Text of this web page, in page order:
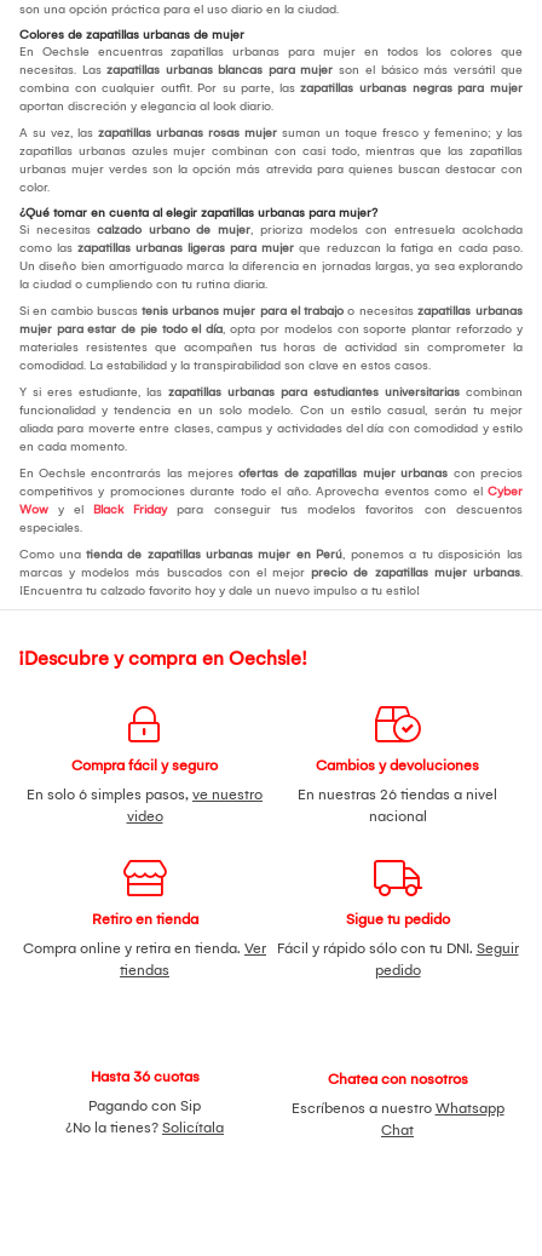
son una opción práctica para el uso diario en la ciudad.
Colores de zapatillas urbanas de mujer
En Oechsle encuentras zapatillas urbanas para mujer en todos los colores que
necesitas. Las zapatillas urbanas blancas para mujer son el básico más versátil que
combina con cualquier outfit. Por su parte, las zapatillas urbanas negras para mujer
aportan discreción y elegancia al look diario.
A su vez, las zapatillas urbanas rosas mujer suman un toque fresco y femenino; y las
zapatillas urbanas azules mujer combinan con casi todo, mientras que las zapatillas
urbanas mujer verdes son la opción más atrevida para quienes buscan destacar con
color.
¿Qué tomar en cuenta al elegir zapatillas urbanas para mujer?
Si necesitas calzado urbano de mujer, prioriza modelos con entresuela acolchada
como las zapatillas urbanas ligeras para mujer que reduzcan la fatiga en cada paso.
Un diseño bien amortiguado marca la diferencia en jornadas largas, ya sea explorando
la ciudad o cumpliendo con tu rutina diaria.
Si en cambio buscas tenis urbanos mujer para el trabajo o necesitas zapatillas urbanas
mujer para estar de pie todo el día, opta por modelos con soporte plantar reforzado y
materiales resistentes que acompañen tus horas de actividad sin comprometer la
comodidad. La estabilidad y la transpirabilidad son clave en estos casos.
Y si eres estudiante, las zapatillas urbanas para estudiantes universitarias combinan
funcionalidad y tendencia en un solo modelo. Con un estilo casual, serán tu mejor
aliada para moverte entre clases, campus y actividades del día con comodidad y estilo
en cada momento.
En Oechsle encontrarás las mejores ofertas de zapatillas mujer urbanas con precios
competitivos y promociones durante todo el año. Aprovecha eventos como el Cyber
Wow y el Black Fridaypara conseguir tus modelos favoritos con descuentos
especiales.
Como una tienda de zapatillas urbanas mujer en Perú, ponemos a tu disposición las
marcas y modelos más buscados con el mejor precio de zapatillas mujer urbanas.
¡Encuentra tu calzado favorito hoy y dale un nuevo impulso a tu estilo!
¡Descubre y compra en Oechsle!
Compra fácil y seguro
En solo 6 simples pasos, ve nuestro
video
Cambios y devoluciones
En nuestras 26 tiendas a nivel
nacional
Retiro en tienda
Compra online y retira en tienda. Ver
tiendas
Sigue tu pedido
Fácil y rápido sólo con tu DNI. Seguir
pedido
Hasta 36 cuotas
Pagando con Sip
¿No la tienes? Solicítala
Chatea con nosotros
Escríbenos a nuestro Whatsapp
Chat